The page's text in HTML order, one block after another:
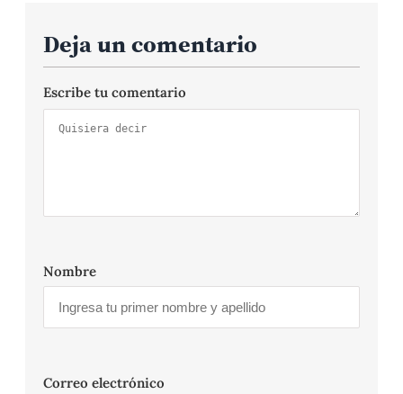
Deja un comentario
Escribe tu comentario
Nombre
Correo electrónico